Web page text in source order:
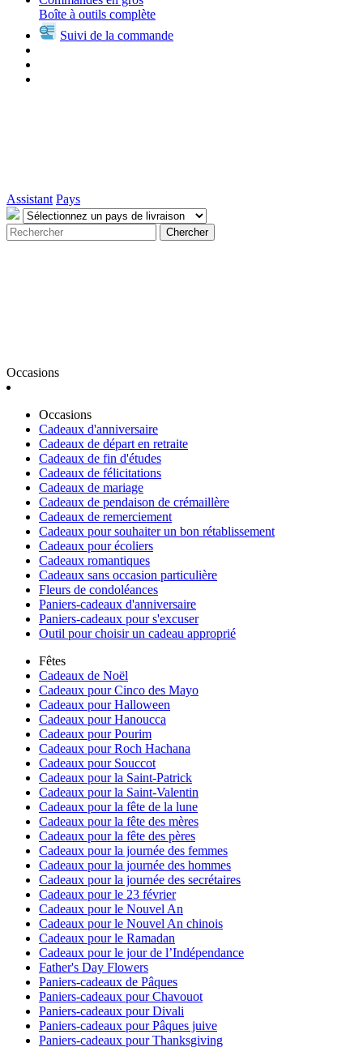
Boîte à outils complète
Suivi de la commande
Assistant Pays
Chercher
Occasions
Occasions
Cadeaux d'anniversaire
Cadeaux de départ en retraite
Cadeaux de fin d'études
Cadeaux de félicitations
Cadeaux de mariage
Cadeaux de pendaison de crémaillère
Cadeaux de remerciement
Cadeaux pour souhaiter un bon rétablissement
Cadeaux pour écoliers
Cadeaux romantiques
Cadeaux sans occasion particulière
Fleurs de condoléances
Paniers-cadeaux d'anniversaire
Paniers-cadeaux pour s'excuser
Outil pour choisir un cadeau approprié
Fêtes
Cadeaux de Noël
Cadeaux pour Cinco des Mayo
Cadeaux pour Halloween
Cadeaux pour Hanoucca
Cadeaux pour Pourim
Cadeaux pour Roch Hachana
Cadeaux pour Souccot
Cadeaux pour la Saint-Patrick
Cadeaux pour la Saint-Valentin
Cadeaux pour la fête de la lune
Cadeaux pour la fête des mères
Cadeaux pour la fête des pères
Cadeaux pour la journée des femmes
Cadeaux pour la journée des hommes
Cadeaux pour la journée des secrétaires
Cadeaux pour le 23 février
Cadeaux pour le Nouvel An
Cadeaux pour le Nouvel An chinois
Cadeaux pour le Ramadan
Cadeaux pour le jour de l’Indépendance
Father's Day Flowers
Paniers-cadeaux de Pâques
Paniers-cadeaux pour Chavouot
Paniers-cadeaux pour Divali
Paniers-cadeaux pour Pâques juive
Paniers-cadeaux pour Thanksgiving